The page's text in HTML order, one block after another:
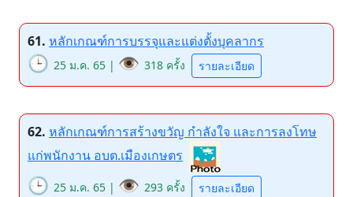
61. หลักเกณฑ์การบรรจุและแต่งตั้งบุคลากร
🕒 25 ม.ค. 65 | 👁️ 318 ครั้ง รายละเอียด
62. หลักเกณฑ์การสร้างขวัญ กำลังใจ และการลงโทษ
แก่พนักงาน อบต.เมืองเกษตร
🕒 25 ม.ค. 65 | 👁️ 293 ครั้ง รายละเอียด